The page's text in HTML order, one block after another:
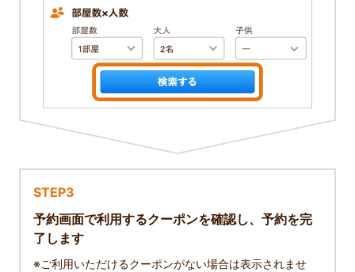
STEP3
予約画面で利用するクーポンを確認し、予約を完
了します
※ご利用いただけるクーポンがない場合は表示されませ